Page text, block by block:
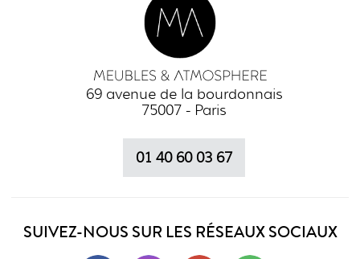
69 avenue de la bourdonnais
75007 - Paris
01 40 60 03 67
SUIVEZ-NOUS SUR LES RÉSEAUX SOCIAUX